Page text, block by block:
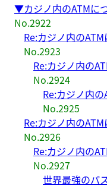
▼カジノ内のATMに
No.2922
Re:カジノ内の
No.2923
Re:カジノ内の
No.2924
Re:カジノ内
No.2925
Re:カジノ内の
No.2926
Re:カジノ内の
No.2927
世界最強のパ